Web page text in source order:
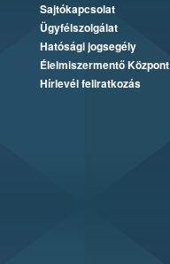
Sajtókapcsolat
Ügyfélszolgálat
Hatósági jogsegély
Élelmiszermentő Központ
Hírlevél feliratkozás